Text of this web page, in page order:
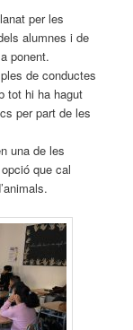
per les
alumnes i de
ponent.
de conductes
tot hi ha hagut
per part de les
una de les
que cal